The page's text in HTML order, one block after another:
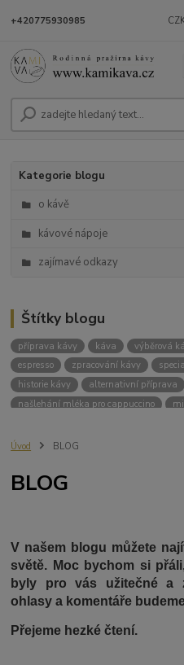
+420775930985
Kategorie blogu
o kávě
kávové nápoje
zajímavé odkazy
Štítky blogu
příprava kávy káva výběrová
espresso
zpracování kávy
historie kávy
alternativní příprava
našlehání mléka pro cappuccino
příprava kávy v moka konvičce
čištění moka konvičky
zrnková káva na filtr
domácí
rychlá příprava kávy
příprava
alternativní příprava kávy
příprava kávy v Vacuum potu
Úvod BLOG
BLOG
V našem blogu můžete
světě. Moc bychom si
byly pro vás užitečné a
ohlasy a komentáře
Přejeme hezké čtení.